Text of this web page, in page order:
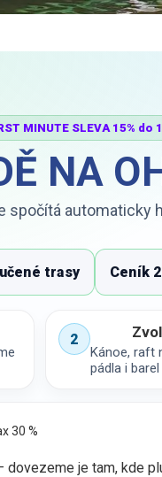
MINUTE SLEVA 15% do
NA
spočítá
trasy Ceník
2
Kánoe, raft
pádla i
30 %
je tam, kde